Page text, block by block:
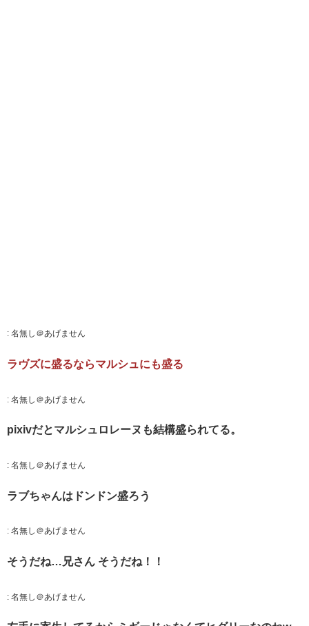
: 名無し＠あげません
ラヴズに盛るならマルシュにも盛る
: 名無し＠あげません
pixivだとマルシュロレーヌも結構盛られてる。
: 名無し＠あげません
ラブちゃんはドンドン盛ろう
: 名無し＠あげません
そうだね…兄さん そうだね！！
: 名無し＠あげません